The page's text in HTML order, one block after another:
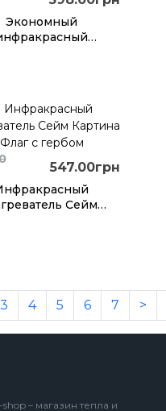
Экономный
Сейм
547.00грн
3 4 5 6 7 >
– магазин тепла и